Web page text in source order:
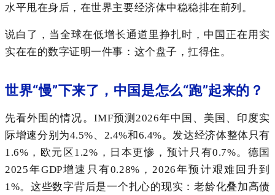
水平甩在身后，在世界主要经济体中稳稳排在前列。
说白了，当全球在低增长通道里挣扎时，中国正在用实
实在在的数字证明一件事：这个盘子，扛得住。
世界“慢”下来了，中国是怎么“跑”起来的？
先看外围的情况。IMF预测2026年中国、美国、印度实
际增速分别为4.5%、2.4%和6.4%。发达经济体整体只有
1.6%，欧元区1.2%，日本更惨，预计只有0.7%。德国
2025年GDP增速只有0.28%，2026年预计艰难回升到
1%。这些数字背后是一个扎心的现实：老龄化叠加高债